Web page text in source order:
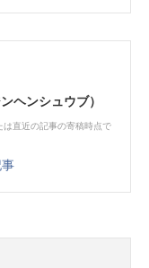
ヘンシュウブ）
直近の記事の寄稿時点で